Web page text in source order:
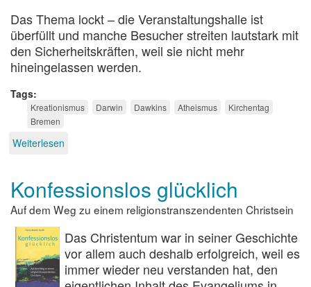
Das Thema lockt – die Veranstaltungshalle ist
überfüllt und manche Besucher streiten lautstark mit
den Sicherheitskräften, weil sie nicht mehr
hineingelassen werden.
Tags
Kreationismus Darwin Dawkins Atheismus
Kirchentag
Bremen
Weiterlesen
Dawkins
Konfessionslos glücklich
Auf dem Weg zu einem religionstranszendenten Christsein
Das Christentum war in seiner Geschichte
vor allem auch deshalb erfolgreich, weil es
immer wieder neu verstanden hat, den